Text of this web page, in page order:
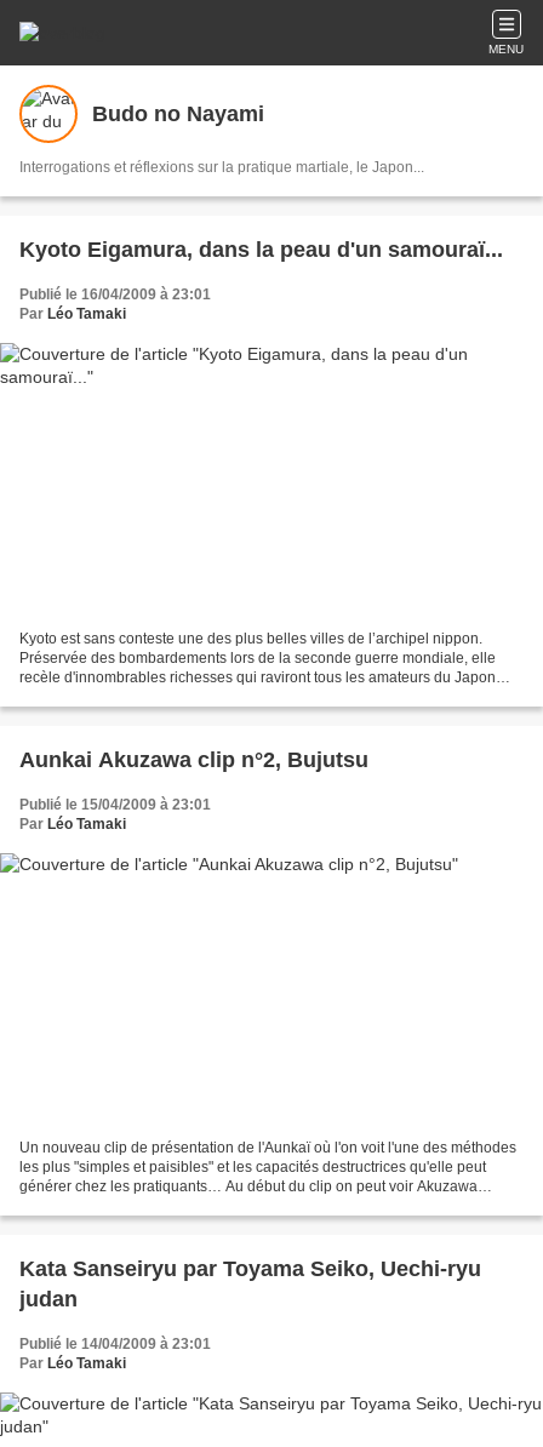
MENU
Budo no Nayami
Interrogations et réflexions sur la pratique martiale, le Japon...
Kyoto Eigamura, dans la peau d'un samouraï...
Publié le 16/04/2009 à 23:01
Par Léo Tamaki
Kyoto est sans conteste une des plus belles villes de l’archipel nippon.
Préservée des bombardements lors de la seconde guerre mondiale, elle
recèle d'innombrables richesses qui raviront tous les amateurs du Japon
Aunkai Akuzawa clip n°2, Bujutsu
Publié le 15/04/2009 à 23:01
Par Léo Tamaki
Un nouveau clip de présentation de l'Aunkaï où l'on voit l'une des méthodes
les plus "simples et paisibles" et les capacités destructrices qu'elle peut
générer chez les pratiquants… Au début du clip on peut voir Akuzawa
Kata Sanseiryu par Toyama Seiko, Uechi-ryu
judan
Publié le 14/04/2009 à 23:01
Par Léo Tamaki